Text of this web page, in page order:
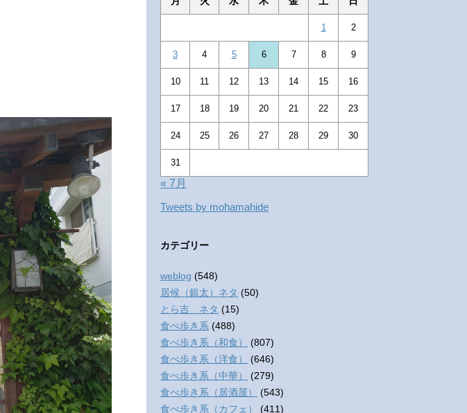
1 2
3 4 5 6 7 8 9
10 11 12 13 14 15 16
17 18 19 20 21 22 23
24 25 26 27 28 29 30
31
« 7月
Tweets by mohamahide
カテゴリー
weblog (548)
居候（銀太）ネタ (50)
とら吉 ネタ (15)
食べ歩き系 (488)
食べ歩き系（和食）
(807)
食べ歩き系（洋食）
(646)
食べ歩き系（中華）
(279)
食べ歩き系（居酒屋）
(543)
食べ歩き系（カフェ）
(411)